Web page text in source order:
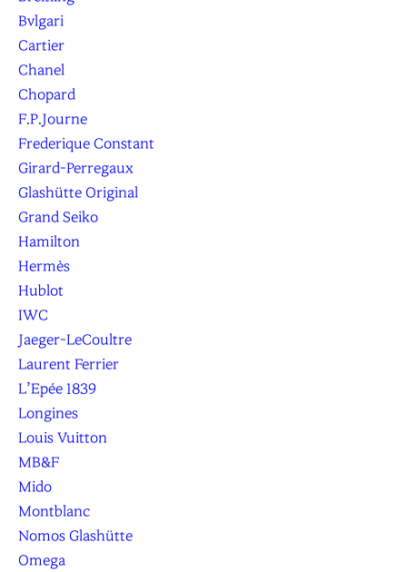
Bvlgari
Cartier
Chanel
Chopard
F.P.Journe
Frederique Constant
Girard-Perregaux
Glashütte Original
Grand Seiko
Hamilton
Hermès
Hublot
IWC
Jaeger-LeCoultre
Laurent Ferrier
L’Epée 1839
Longines
Louis Vuitton
MB&F
Mido
Montblanc
Nomos Glashütte
Omega